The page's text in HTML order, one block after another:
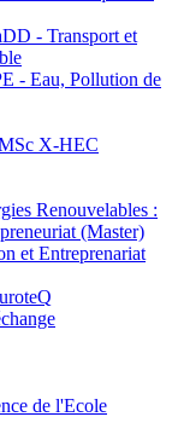
- Transport et
- Eau, Pollution de
X-HEC
Renouvelables :
(Master)
et Entreprenariat
de l'Ecole